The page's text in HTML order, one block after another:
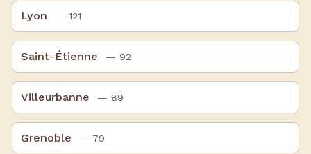
Lyon — 121
Saint-Étienne — 92
Villeurbanne — 89
Grenoble — 79